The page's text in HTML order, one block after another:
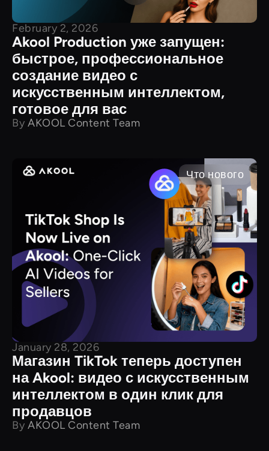
February 2, 2026
Akool Production уже запущен:
быстрое, профессиональное
создание видео с
искусственным интеллектом,
готовое для вас
By AKOOL Content Team
Что нового
January 28, 2026
Магазин TikTok теперь доступен
на Akool: видео с искусственным
интеллектом в один клик для
продавцов
By AKOOL Content Team